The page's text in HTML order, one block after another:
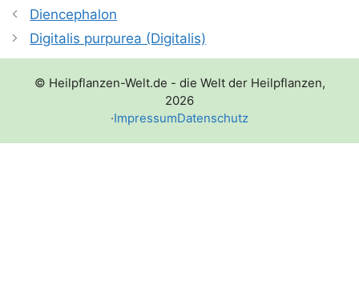
Diencephalon
Digitalis purpurea (Digitalis)
© Heilpflanzen-Welt.de - die Welt der Heilpflanzen,
2026
·ImpressumDatenschutz